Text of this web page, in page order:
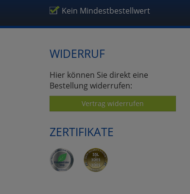
Kein Mindestbestellwert
WIDERRUF
Hier können Sie direkt eine
Bestellung widerrufen:
Vertrag widerrufen
ZERTIFIKATE